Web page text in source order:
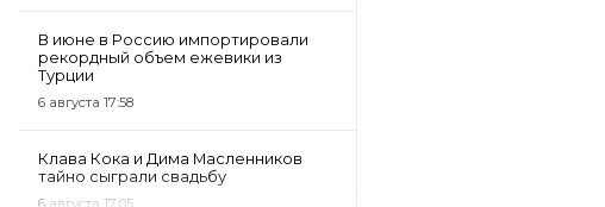
В июне в Россию импортировали
рекордный объем ежевики из
Турции
6 августа 17:58
Клава Кока и Дима Масленников
тайно сыграли свадьбу
6 августа 17:05